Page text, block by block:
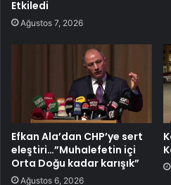
Etkiledi
Ağustos 7, 2026
Efkan Ala’dan CHP’ye sert
eleştiri…”Muhalefetin içi
Orta Doğu kadar karışık”
Ağustos 6, 2026